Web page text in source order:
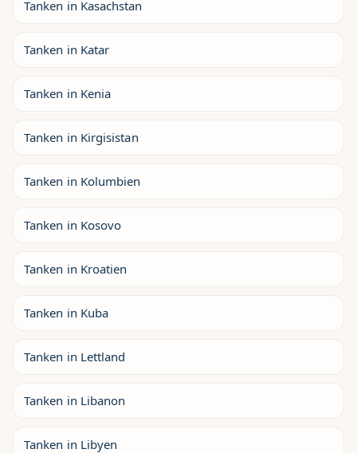
Tanken in Kasachstan
Tanken in Katar
Tanken in Kenia
Tanken in Kirgisistan
Tanken in Kolumbien
Tanken in Kosovo
Tanken in Kroatien
Tanken in Kuba
Tanken in Lettland
Tanken in Libanon
Tanken in Libyen